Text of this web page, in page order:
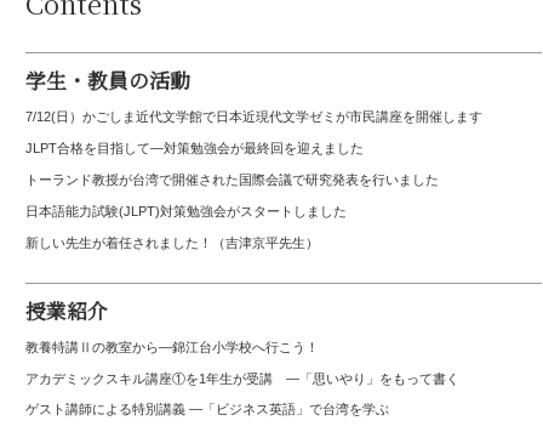
学生・教員の活動
7/12(日）かごしま近代文学館で日本近現代文学ゼミが市民講座を開催します
JLPT合格を目指して—対策勉強会が最終回を迎えました
トーランド教授が台湾で開催された国際会議で研究発表を行いました
日本語能力試験(JLPT)対策勉強会がスタートしました
新しい先生が着任されました！（吉津京平先生）
授業紹介
教養特講Ⅱの教室から―錦江台小学校へ行こう！
アカデミックスキル講座①を1年生が受講 ―「思いやり」をもって書く
ゲスト講師による特別講義 ―「ビジネス英語」で台湾を学ぶ